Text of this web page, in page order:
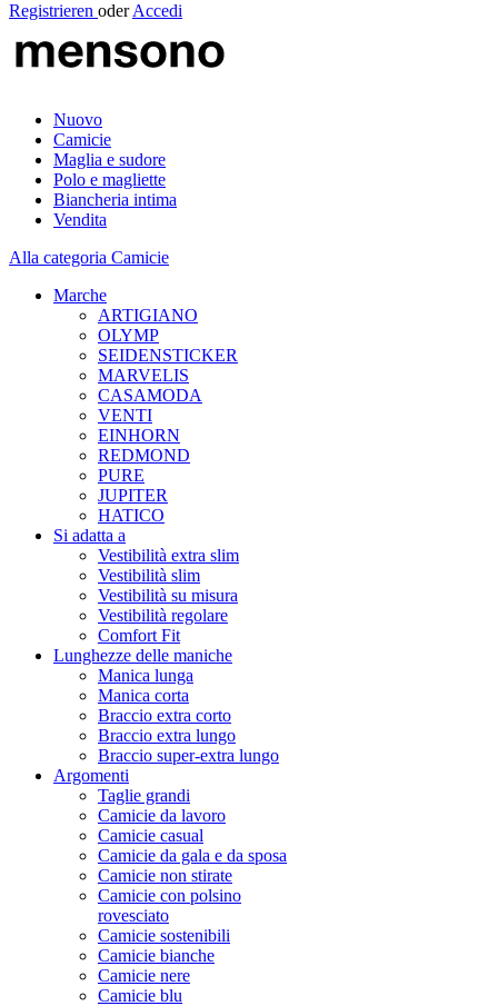
Registrieren oder Accedi
Nuovo
Camicie
Maglia e sudore
Polo e magliette
Biancheria intima
Vendita
Alla categoria Camicie
Marche
ARTIGIANO
OLYMP
SEIDENSTICKER
MARVELIS
CASAMODA
VENTI
EINHORN
REDMOND
PURE
JUPITER
HATICO
Si adatta a
Vestibilità extra slim
Vestibilità slim
Vestibilità su misura
Vestibilità regolare
Comfort Fit
Lunghezze delle maniche
Manica lunga
Manica corta
Braccio extra corto
Braccio extra lungo
Braccio super-extra lungo
Argomenti
Taglie grandi
Camicie da lavoro
Camicie casual
Camicie da gala e da sposa
Camicie non stirate
Camicie con polsino
rovesciato
Camicie sostenibili
Camicie bianche
Camicie nere
Camicie blu